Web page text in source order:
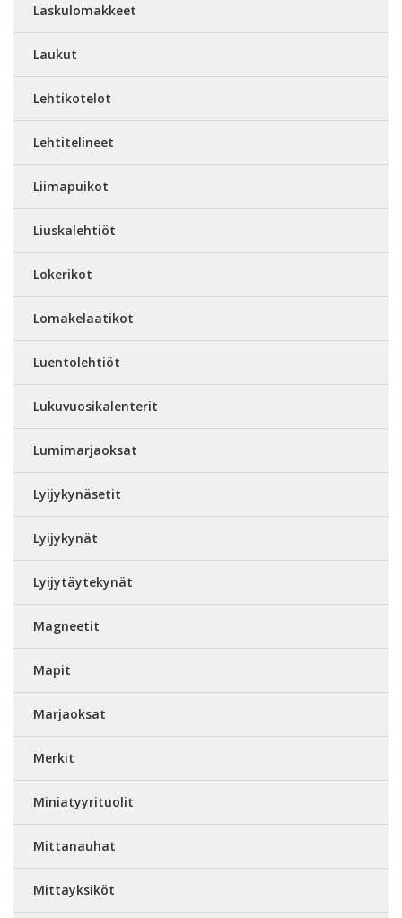
Laskulomakkeet
Laukut
Lehtikotelot
Lehtitelineet
Liimapuikot
Liuskalehtiöt
Lokerikot
Lomakelaatikot
Luentolehtiöt
Lukuvuosikalenterit
Lumimarjaoksat
Lyijykynäsetit
Lyijykynät
Lyijytäytekynät
Magneetit
Mapit
Marjaoksat
Merkit
Miniatyyrituolit
Mittanauhat
Mittayksiköt